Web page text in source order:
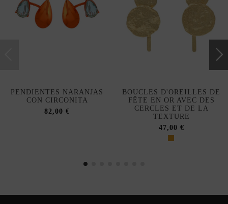
PENDIENTES NARANJAS
CON CIRCONITA
82,00 €
BOUCLES D'OREILLES DE
FÊTE EN OR AVEC DES
CERCLES ET DE LA
TEXTURE
47,00 €